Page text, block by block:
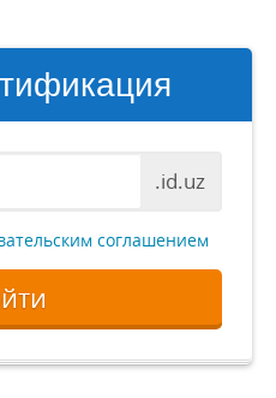
.id.uz
соглашением